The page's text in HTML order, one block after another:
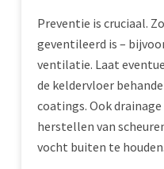
Preventie is cruciaal.
geventileerd is –
ventilatie. Laat
de keldervloer
coatings. Ook
herstellen van
vocht buiten te houden.